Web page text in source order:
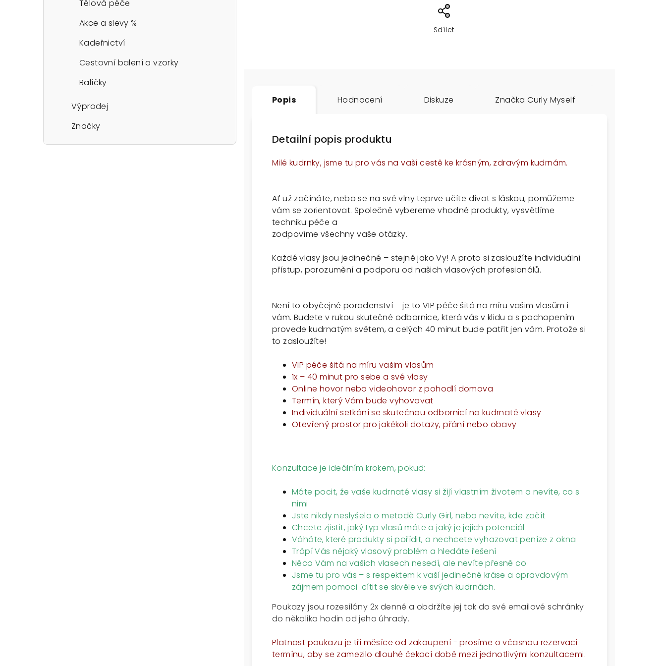
Tělová péče
Akce a slevy %
Kadeřnictví
Cestovní balení a vzorky
Balíčky
Výprodej
Značky
Sdílet
Popis Hodnocení Diskuze Značka Curly Myself
Detailní popis produktu
Milé kudrnky, jsme tu pro vás na vaší cestě ke krásným, zdravým kudrnám.
Ať už začínáte, nebo se na své vlny teprve učíte dívat s láskou, pomůžeme
vám se zorientovat. Společně vybereme vhodné produkty, vysvětlíme
techniku péče a
zodpovíme všechny vaše otázky.
Každé vlasy jsou jedinečné – stejně jako Vy! A proto si zasloužíte individuální
přístup, porozumění a podporu od našich vlasových profesionálů.
Není to obyčejné poradenství – je to VIP péče šitá na míru vašim vlasům i
vám. Budete v rukou skutečné odbornice, která vás v klidu a s pochopením
provede kudrnatým světem, a celých 40 minut bude patřit jen vám. Protože si
to zasloužíte!
VIP péče šitá na míru vašim vlasům
1x – 40 minut pro sebe a své vlasy
Online hovor nebo videohovor z pohodlí domova
Termín, který Vám bude vyhovovat
Individuální setkání se skutečnou odbornicí na kudrnaté vlasy
Otevřený prostor pro jakékoli dotazy, přání nebo obavy
Konzultace je ideálním krokem, pokud:
Máte pocit, že vaše kudrnaté vlasy si žijí vlastním životem a nevíte, co s
nimi
Jste nikdy neslyšela o metodě Curly Girl, nebo nevíte, kde začít
Chcete zjistit, jaký typ vlasů máte a jaký je jejich potenciál
Váháte, které produkty si pořídit, a nechcete vyhazovat peníze z okna
Trápí Vás nějaký vlasový problém a hledáte řešení
Něco Vám na vašich vlasech nesedí, ale nevíte přesně co
Jsme tu pro vás – s respektem k vaší jedinečné kráse a opravdovým
zájmem pomoci cítit se skvěle ve svých kudrnách.
Poukazy jsou rozesílány 2x denně a obdržíte jej tak do své emailové schránky
do několika hodin od jeho úhrady.
Platnost poukazu je tři měsíce od zakoupení - prosíme o včasnou rezervaci
termínu, aby se zamezilo dlouhé čekací době mezi jednotlivými konzultacemi.